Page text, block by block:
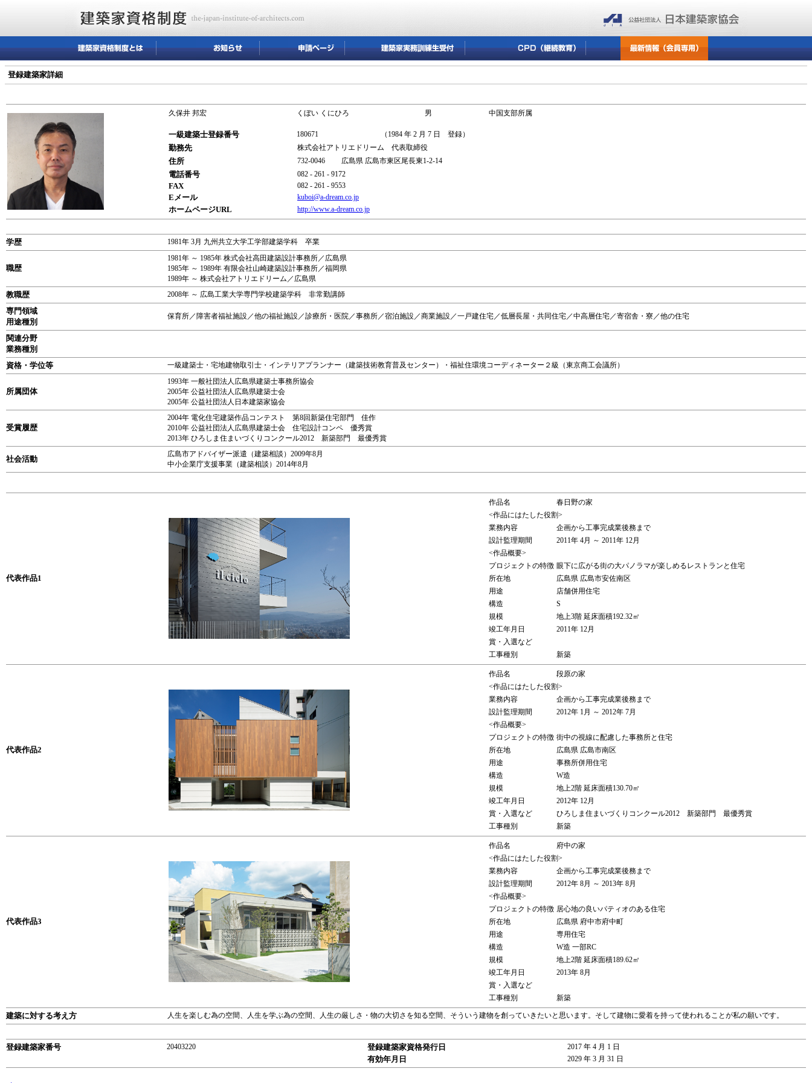
登録建築家詳細
久保井 邦宏 くぼい くにひろ 男 中国支部所属
一級建築士登録番号 180671 （1984 年 2 月 7 日 登録）
勤務先 株式会社アトリエドリーム 代表取締役
住所 732-0046 広島県 広島市東区尾長東1-2-14
電話番号 082 - 261 - 9172
FAX 082 - 261 - 9553
Eメール kuboi@a-dream.co.jp
ホームページURL http://www.a-dream.co.jp
学歴 1981年 3月 九州共立大学工学部建築学科 卒業
職歴
1981年 ～ 1985年 株式会社高田建築設計事務所／広島県
1985年 ～ 1989年 有限会社山崎建築設計事務所／福岡県
1989年 ～ 株式会社アトリエドリーム／広島県
教職歴 2008年 ～ 広島工業大学専門学校建築学科 非常勤講師
専門領域
用途種別
保育所／障害者福祉施設／他の福祉施設／診療所・医院／事務所／宿泊施設／商業施設／一戸建住宅／低層長屋・共同住宅／中高層住宅／寄宿舎・寮／他の住宅
関連分野
業務種別
資格・学位等
一級建築士・宅地建物取引士・インテリアプランナー（建築技術教育普及センター）・福祉住環境コーディネーター２級（東京商工会議所）
所属団体
1993年 一般社団法人広島県建築士事務所協会
2005年 公益社団法人広島県建築士会
2005年 公益社団法人日本建築家協会
受賞履歴
2004年 電化住宅建築作品コンテスト 第8回新築住宅部門 佳作
2010年 公益社団法人広島県建築士会 住宅設計コンペ 優秀賞
2013年 ひろしま住まいづくりコンクール2012 新築部門 最優秀賞
社会活動
広島市アドバイザー派遣（建築相談）2009年8月
中小企業庁支援事業（建築相談）2014年8月
代表作品1
作品名
春日野の家
<作品にはたした役割>
業務内容
企画から工事完成業後務まで
設計監理期間
2011年 4月 ～ 2011年 12月
<作品概要>
プロジェクトの特徴 眼下に広がる街の大パノラマが楽しめるレストランと住宅
所在地
広島県 広島市安佐南区
用途
店舗併用住宅
構造
S
規模
地上3階 延床面積192.32㎡
竣工年月日
2011年 12月
賞・入選など
工事種別
新築
代表作品2
作品名
段原の家
<作品にはたした役割>
業務内容
企画から工事完成業後務まで
設計監理期間
2012年 1月 ～ 2012年 7月
<作品概要>
プロジェクトの特徴 街中の視線に配慮した事務所と住宅
所在地
広島県 広島市南区
用途
事務所併用住宅
構造
W造
規模
地上2階 延床面積130.70㎡
竣工年月日
2012年 12月
賞・入選など
ひろしま住まいづくりコンクール2012 新築部門 最優秀賞
工事種別
新築
代表作品3
作品名
府中の家
<作品にはたした役割>
業務内容
企画から工事完成業後務まで
設計監理期間
2012年 8月 ～ 2013年 8月
<作品概要>
プロジェクトの特徴 居心地の良いパティオのある住宅
所在地
広島県 府中市府中町
用途
専用住宅
構造
W造 一部RC
規模
地上2階 延床面積189.62㎡
竣工年月日
2013年 8月
賞・入選など
工事種別
新築
建築に対する考え方 人生を楽しむ為の空間、人生を学ぶ為の空間、人生の厳しさ・物の大切さを知る空間、そういう建物を創っていきたいと思います。そして建物に愛着を持って使われることが私の願いです。
登録建築家番号 20403220 登録建築家資格発行日 2017 年 4 月 1 日
有効年月日 2029 年 3 月 31 日